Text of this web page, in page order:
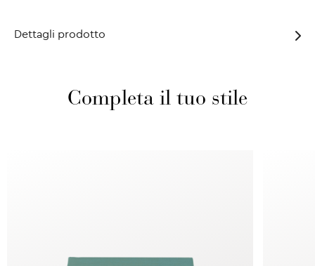
Dettagli prodotto
Completa il tuo stile